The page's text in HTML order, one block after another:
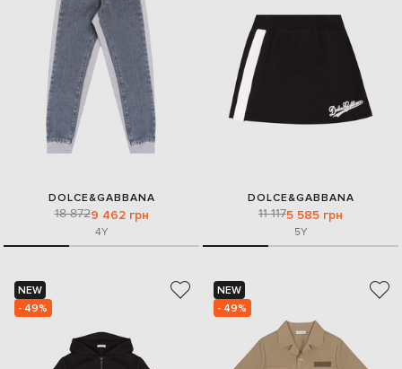
DOLCE&GABBANA
18 8729 462 грн
4Y
DOLCE&GABBANA
11 1175 585 грн
5Y
NEW
- 49%
NEW
- 49%